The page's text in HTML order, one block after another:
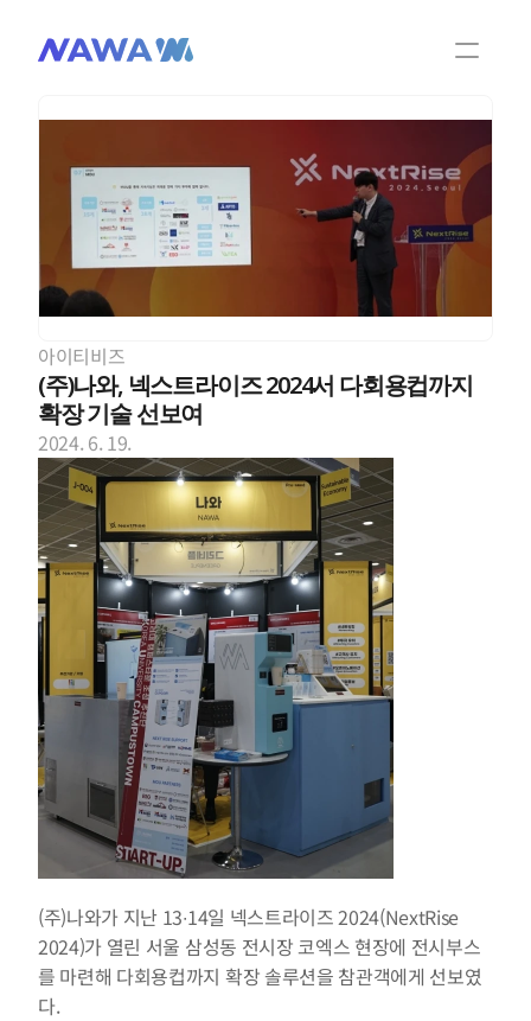
아이티비즈
(주)나와, 넥스트라이즈 2024서 다회용컵까지
확장 기술 선보여
2024. 6. 19.
(주)나와가 지난 13∙14일 넥스트라이즈 2024(NextRise
2024)가 열린 서울 삼성동 전시장 코엑스 현장에 전시부스
를 마련해 다회용컵까지 확장 솔루션을 참관객에게 선보였
다.
팀 소개
제품 및 기술
NAWA 소식
NAWA 비디오
제품문의